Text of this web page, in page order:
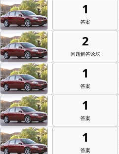
1
答案
2
问题解答论坛
1
答案
1
答案
1
答案